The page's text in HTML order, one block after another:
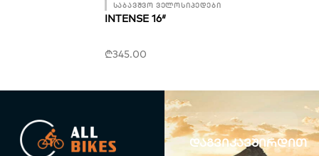
საბავშვო ველოსიპედები
INTENSE 16″
₾345.00
დაგვიკავშირდით